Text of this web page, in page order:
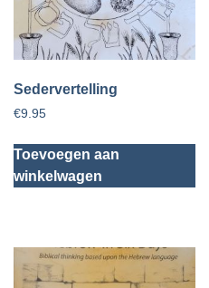
Sedervertelling
€9.95
Toevoegen aan
winkelwagen